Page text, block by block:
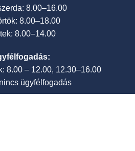
8.00–16.00
8.00–18.00
8.00–14.00
8.00 – 12.00, 12.30–16.00
ügyfélfogadás